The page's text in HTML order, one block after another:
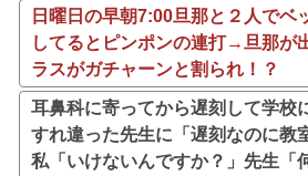
日曜日の早朝7:00旦那と２人でベ
してるとピンポンの連打→旦那が
ラスがガチャーンと割られ！？
耳鼻科に寄ってから遅刻して学校
すれ違った先生に「遅刻なのに教
私「いけないんですか？」先生「